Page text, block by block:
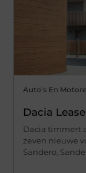
Auto's En
Dacia Lease
Dacia timmert
zeven nieuwe
Sandero,